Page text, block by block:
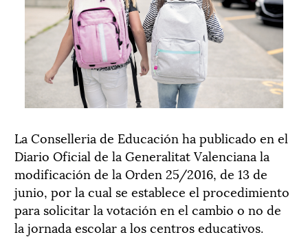
La Conselleria de Educación ha publicado en el
Diario Oficial de la Generalitat Valenciana la
modificación de la Orden 25/2016, de 13 de
junio, por la cual se establece el procedimiento
para solicitar la votación en el cambio o no de
la jornada escolar a los centros educativos.